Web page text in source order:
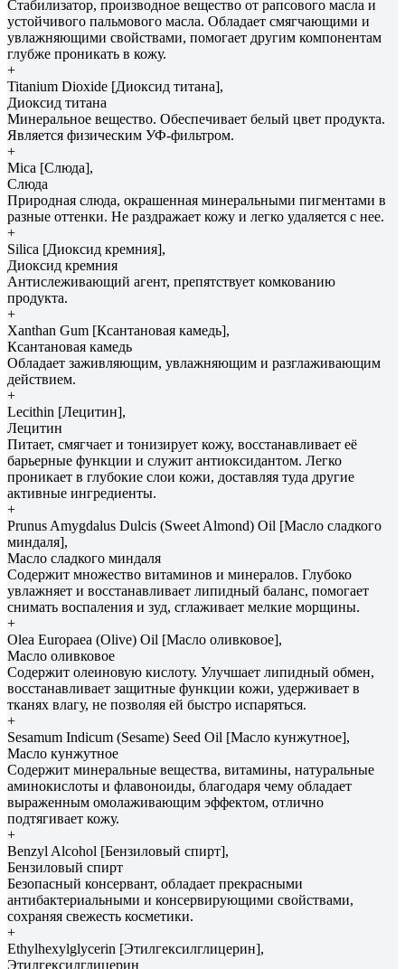
Стабилизатор, производное вещество от рапсового масла и
устойчивого пальмового масла. Обладает смягчающими и
увлажняющими свойствами, помогает другим компонентам
глубже проникать в кожу.
+
Titanium Dioxide [Диоксид титана],
Диоксид титана
Минеральное вещество. Обеспечивает белый цвет продукта.
Является физическим УФ-фильтром.
+
Mica [Слюда],
Слюда
Природная слюда, окрашенная минеральными пигментами в
разные оттенки. Не раздражает кожу и легко удаляется с нее.
+
Silica [Диоксид кремния],
Диоксид кремния
Антислеживающий агент, препятствует комкованию
продукта.
+
Xanthan Gum [Ксантановая камедь],
Ксантановая камедь
Обладает заживляющим, увлажняющим и разглаживающим
действием.
+
Lecithin [Лецитин],
Лецитин
Питает, смягчает и тонизирует кожу, восстанавливает её
барьерные функции и служит антиоксидантом. Легко
проникает в глубокие слои кожи, доставляя туда другие
активные ингредиенты.
+
Prunus Amygdalus Dulcis (Sweet Almond) Oil [Масло сладкого
миндаля],
Масло сладкого миндаля
Содержит множество витаминов и минералов. Глубоко
увлажняет и восстанавливает липидный баланс, помогает
снимать воспаления и зуд, сглаживает мелкие морщины.
+
Olea Еuropaea (Olive) Oil [Масло оливковое],
Масло оливковое
Содержит олеиновую кислоту. Улучшает липидный обмен,
восстанавливает защитные функции кожи, удерживает в
тканях влагу, не позволяя ей быстро испаряться.
+
Sesamum Indicum (Sesame) Seed Oil [Масло кунжутное],
Масло кунжутное
Содержит минеральные вещества, витамины, натуральные
аминокислоты и флавоноиды, благодаря чему обладает
выраженным омолаживающим эффектом, отлично
подтягивает кожу.
+
Benzyl Alcohol [Бензиловый спирт],
Бензиловый спирт
Безопасный консервант, обладает прекрасными
антибактериальными и консервирующими свойствами,
сохраняя свежесть косметики.
+
Ethylhexylglycerin [Этилгексилглицерин],
Этилгексилглицерин